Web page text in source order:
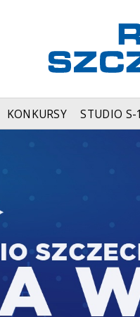
KONKURSY STUDIO S-1